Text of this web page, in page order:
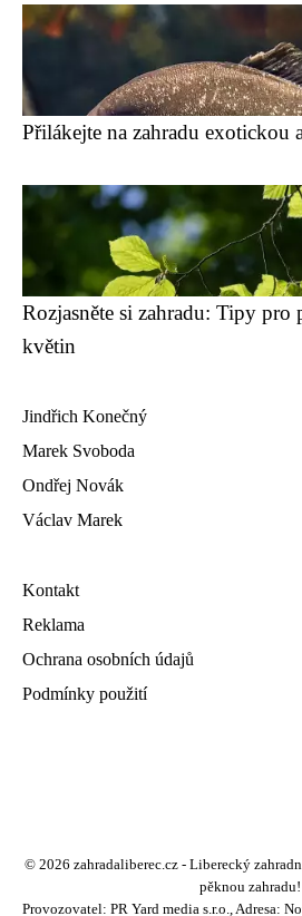
Přilákejte na zahradu exotickou
Rozjasněte si zahradu: Tipy pro
květin
Jindřich Konečný
Marek Svoboda
Ondřej Novák
Václav Marek
Kontakt
Reklama
Ochrana osobních údajů
Podmínky použití
© 2026 zahradaliberec.cz - Liberecký
pěknou zahradu!
Provozovatel: PR Yard media s.r.o., Adresa: